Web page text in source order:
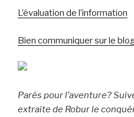
L’évaluation de l’information
Bien communiquer sur le
Parés pour l’aventure?
extraite de Robur le